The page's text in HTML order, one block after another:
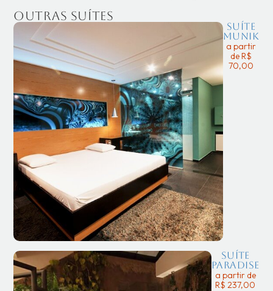
Outras suítes
Suíte
Munik
a partir
de R$
70,00
Suíte
Paradise
a partir de
R$ 237,00